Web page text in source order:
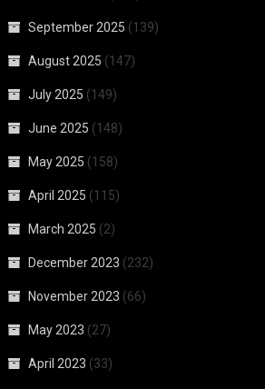
September 2025 (139)
August 2025 (147)
July 2025 (149)
June 2025 (148)
May 2025 (158)
April 2025 (115)
March 2025 (2)
December 2023 (232)
November 2023 (66)
May 2023 (27)
April 2023 (33)